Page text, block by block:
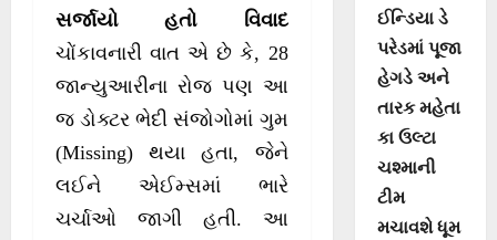
સર્જાયો હતો વિવાદ
ચોંકાવનારી વાત એ છે કે, 28
જાન્યુઆરીના રોજ પણ આ
જ ડોક્ટર ભેદી સંજોગોમાં ગુમ
(Missing) થયા હતા, જેને
લઈને એઈમ્સમાં ભારે
ચર્ચાઓ જાગી હતી. આ
ઈન્ડિયા ડે
પરેડમાં પૂજા
હેગડે અને
તારક મહેતા
કા ઉલ્ટા
ચશ્માની
ટીમ
મચાવશે ધૂમ